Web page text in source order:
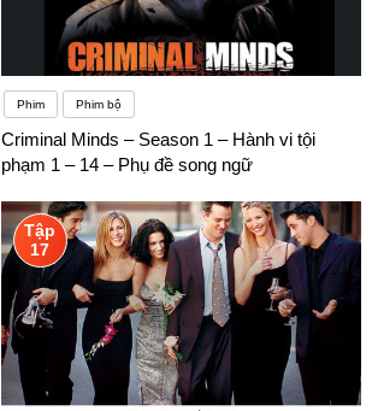
Phim Phim bộ
Criminal Minds – Season 1 – Hành vi tội
phạm 1 – 14 – Phụ đề song ngữ
Tập
17